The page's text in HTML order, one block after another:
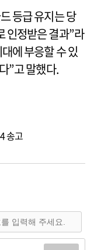
등급 유지는 당
인정받은 결과”라
에 부응할 수 있
”고 말했다.
송고